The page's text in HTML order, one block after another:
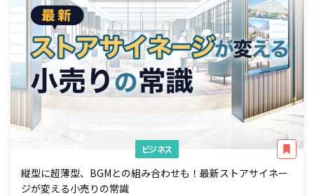
ビジネス
縦型に超薄型、BGMとの組み合わせも！最新ストアサイネー
ジが変える小売りの常識